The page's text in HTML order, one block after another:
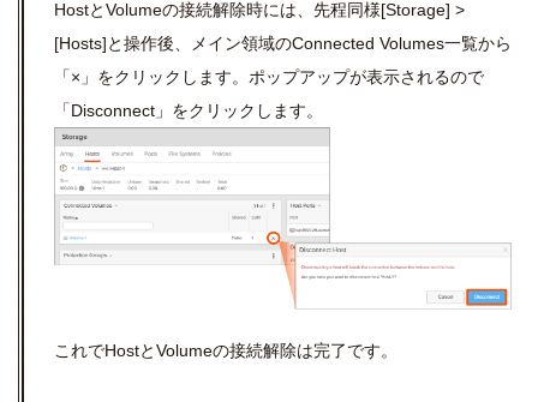
HostとVolumeの接続解除時には、先程同様[Storage] >
[Hosts]と操作後、メイン領域のConnected Volumes一覧から
「×」をクリックします。ポップアップが表示されるので
「Disconnect」をクリックします。
これでHostとVolumeの接続解除は完了です。